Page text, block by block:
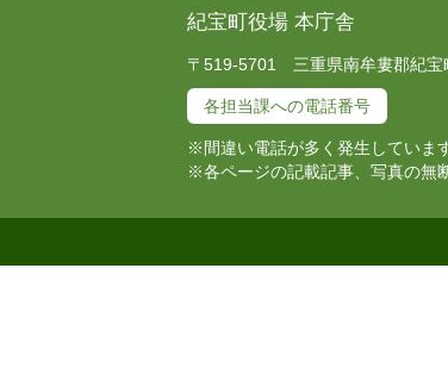
紀宝町役場 本庁舎
〒519-5701 三重県南牟婁郡紀
各担当課への電話番号
※間違い電話が多く発生していま
※各ページの記載記事、写真の無